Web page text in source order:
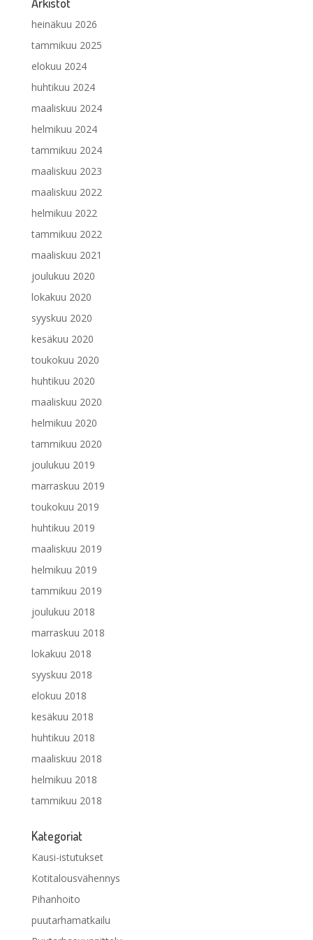
heinäkuu 2026
tammikuu 2025
elokuu 2024
huhtikuu 2024
maaliskuu 2024
helmikuu 2024
tammikuu 2024
maaliskuu 2023
maaliskuu 2022
helmikuu 2022
tammikuu 2022
maaliskuu 2021
joulukuu 2020
lokakuu 2020
syyskuu 2020
kesäkuu 2020
toukokuu 2020
huhtikuu 2020
maaliskuu 2020
helmikuu 2020
tammikuu 2020
joulukuu 2019
marraskuu 2019
toukokuu 2019
huhtikuu 2019
maaliskuu 2019
helmikuu 2019
tammikuu 2019
joulukuu 2018
marraskuu 2018
lokakuu 2018
syyskuu 2018
elokuu 2018
kesäkuu 2018
huhtikuu 2018
maaliskuu 2018
helmikuu 2018
tammikuu 2018
Kategoriat
Kausi-istutukset
Kotitalousvähennys
Pihanhoito
puutarhamatkailu